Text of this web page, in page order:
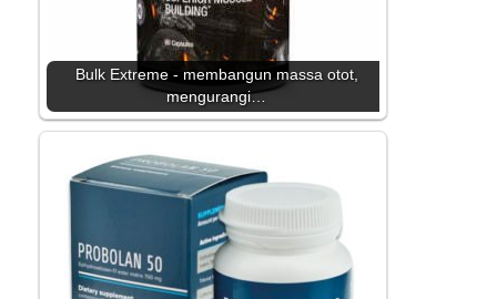
Bulk Extreme - membangun massa otot,
mengurangi…